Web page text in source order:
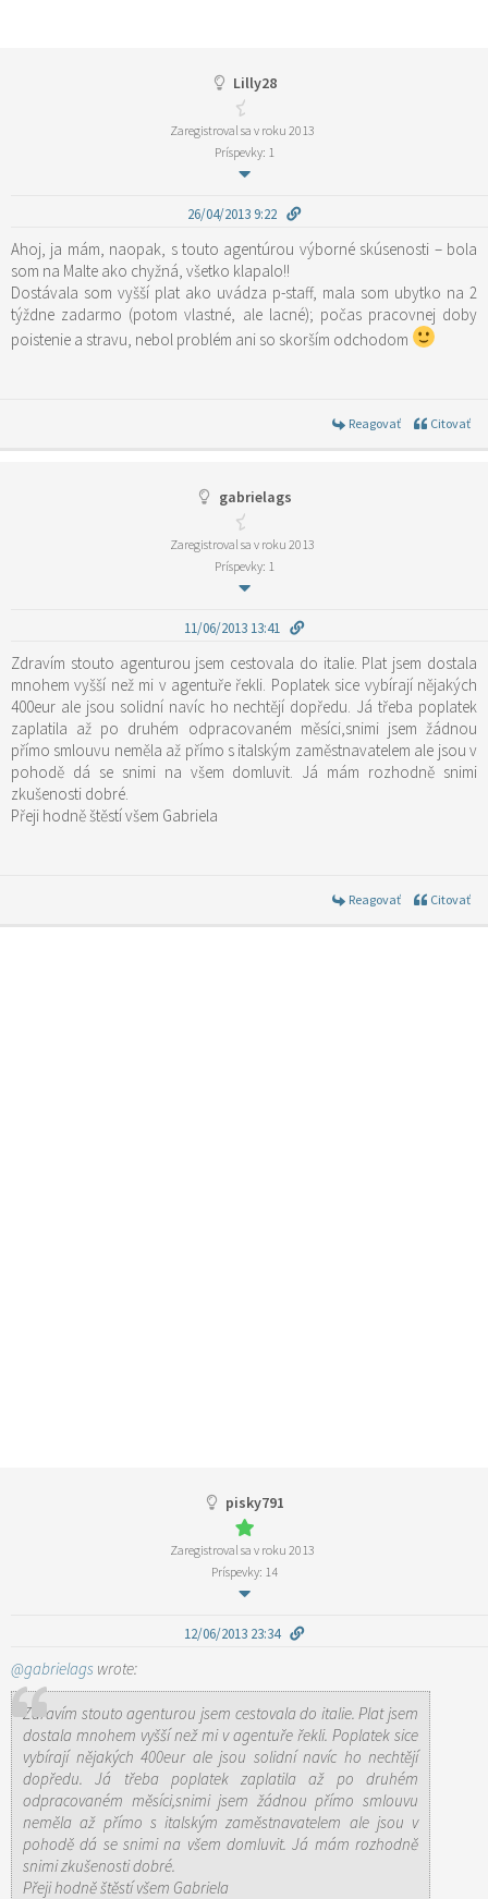
Lilly28
Zaregistroval sa v roku 2013
Príspevky: 1
26/04/2013 9:22
Ahoj, ja mám, naopak, s touto agentúrou výborné skúsenosti – bola
som na Malte ako chyžná, všetko klapalo!!
Dostávala som vyšší plat ako uvádza p-staff, mala som ubytko na 2
týždne zadarmo (potom vlastné, ale lacné); počas pracovnej doby
poistenie a stravu, nebol problém ani so skorším odchodom
Reagovať Citovať
gabrielags
Zaregistroval sa v roku 2013
Príspevky: 1
11/06/2013 13:41
Zdravím stouto agenturou jsem cestovala do italie. Plat jsem dostala
mnohem vyšší než mi v agentuře řekli. Poplatek sice vybírají nějakých
400eur ale jsou solidní navíc ho nechtějí dopředu. Já třeba poplatek
zaplatila až po druhém odpracovaném měsíci,snimi jsem žádnou
přímo smlouvu neměla až přímo s italským zaměstnavatelem ale jsou v
pohodě dá se snimi na všem domluvit. Já mám rozhodně snimi
zkušenosti dobré.
Přeji hodně štěstí všem Gabriela
Reagovať Citovať
pisky791
Zaregistroval sa v roku 2013
Príspevky: 14
12/06/2013 23:34
@gabrielags wrote:
Zdravím stouto agenturou jsem cestovala do italie. Plat jsem
dostala mnohem vyšší než mi v agentuře řekli. Poplatek sice
vybírají nějakých 400eur ale jsou solidní navíc ho nechtějí
dopředu. Já třeba poplatek zaplatila až po druhém
odpracovaném měsíci,snimi jsem žádnou přímo smlouvu
neměla až přímo s italským zaměstnavatelem ale jsou v
pohodě dá se snimi na všem domluvit. Já mám rozhodně
snimi zkušenosti dobré.
Přeji hodně štěstí všem Gabriela